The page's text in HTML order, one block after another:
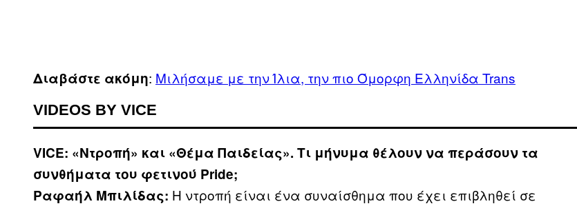
Διαβάστε ακόμη: Μιλήσαμε με την Ίλια, την πιο Όμορφη Ελληνίδα Trans
VIDEOS BY VICE
VICE: «Ντροπή» και «Θέμα Παιδείας». Τι μήνυμα θέλουν να περάσουν τα
συνθήματα του φετινού Pride;
Ραφαήλ Μπιλίδας: Η ντροπή είναι ένα συναίσθημα που έχει επιβληθεί σε